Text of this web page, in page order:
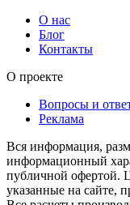
О нас
Блог
Контакты
О проекте
Вопросы и
Реклама
Вся информация,
информационный
публичной офертой.
указанные на сайте,